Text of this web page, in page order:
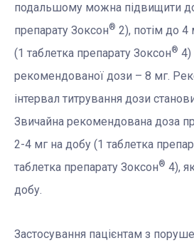
подальшому можна підвищити
препарату Зоксон® 2), потім до 4
(1 таблетка препарату Зоксон® 4)
рекомендованої дози – 8 мг.
інтервал титрування дози
Звичайна рекомендована доза
2-4 мг на добу (1 таблетка
таблетка препарату Зоксон® 4),
добу.
Застосування пацієнтам з